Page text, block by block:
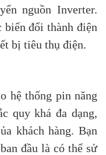
nguồn Inverter.
đổi thành điện
bị tiêu thụ điện.
hệ thống pin năng
quy khá đa dạng,
khách hàng. Bạn
đầu là có thể sử